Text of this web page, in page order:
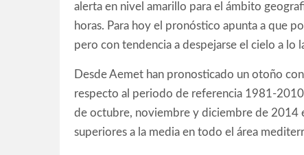
alerta en nivel amarillo para el ámbito
horas. Para hoy el pronóstico apunta a que
pero con tendencia a despejarse el cielo a lo
Desde Aemet han pronosticado un otoño
respecto al periodo de referencia 1981-
de octubre, noviembre y diciembre de 2014
superiores a la media en todo el área